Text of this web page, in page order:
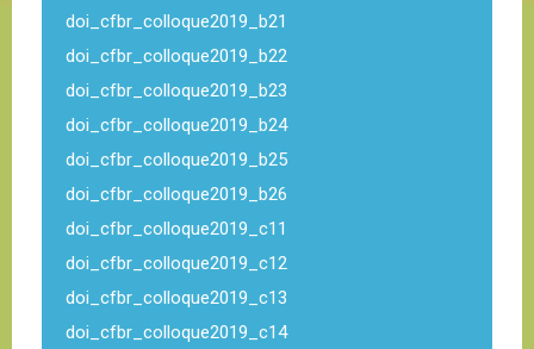
doi_cfbr_colloque2019_b21
doi_cfbr_colloque2019_b22
doi_cfbr_colloque2019_b23
doi_cfbr_colloque2019_b24
doi_cfbr_colloque2019_b25
doi_cfbr_colloque2019_b26
doi_cfbr_colloque2019_c11
doi_cfbr_colloque2019_c12
doi_cfbr_colloque2019_c13
doi_cfbr_colloque2019_c14